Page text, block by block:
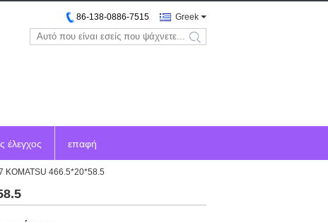
Greek
86-138-0886-7515
search
έλεγχος επαφή
KOMATSU 466.5*20*58.5